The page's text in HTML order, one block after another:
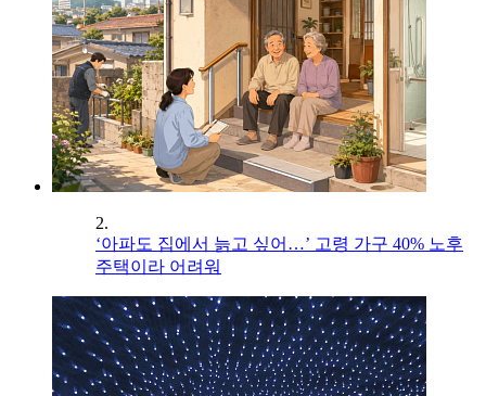
2.
‘아파도 집에서 늙고 싶어…’ 고령 가구 40% 노후
주택이라 어려워